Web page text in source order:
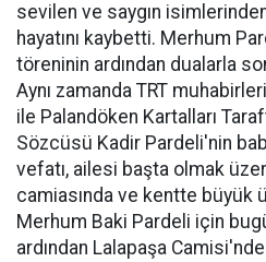
sevilen ve saygın
hayatını kaybetti. Merhum
töreninin ardından dualarla
Aynı zamanda TRT
ile Palandöken Kartalları
Sözcüsü Kadir Pardeli'nin
vefatı, ailesi başta olmak
camiasında ve kentte büyük
Merhum Baki Pardeli için
ardından Lalapaşa Camisi'nde